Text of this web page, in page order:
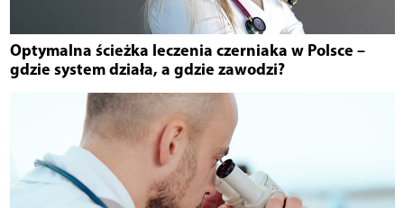
Optymalna ścieżka leczenia czerniaka w Polsce –
gdzie system działa, a gdzie zawodzi?